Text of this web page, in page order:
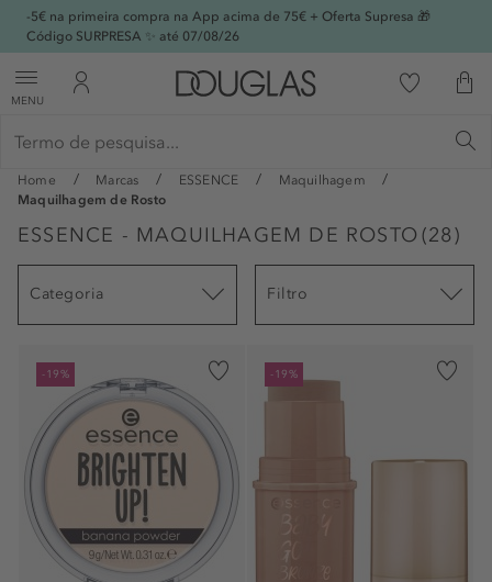
-5€ na primeira compra na App acima de 75€ + Oferta Supresa 🎁
Código SURPRESA ✨ até 07/08/26
MENU
Home Marcas ESSENCE
Maquilhagem
Maquilhagem de Rosto
ESSENCE - MAQUILHAGEM DE ROSTO (28)
Categoria Filtro
-19% -19%